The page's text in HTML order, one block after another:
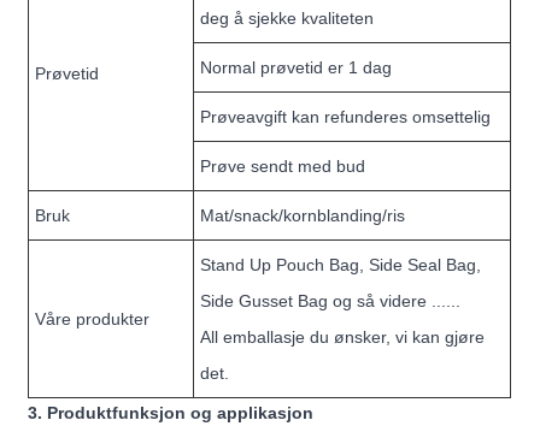
Prøvetid
deg å sjekke kvaliteten
Normal prøvetid er 1 dag
Prøveavgift kan refunderes omsettelig
Prøve sendt med bud
Bruk Mat/snack/kornblanding/ris
Våre produkter
Stand Up Pouch Bag, Side Seal Bag,
Side Gusset Bag og så videre ......
All emballasje du ønsker, vi kan gjøre
det.
3. Produktfunksjon og applikasjon